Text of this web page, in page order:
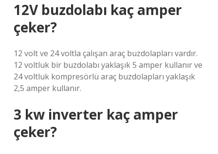
12V buzdolabı kaç amper
çeker?
12 volt ve 24 voltla çalışan araç buzdolapları vardır.
12 voltluk bir buzdolabı yaklaşık 5 amper kullanır ve
24 voltluk kompresörlü araç buzdolapları yaklaşık
2,5 amper kullanır.
3 kw inverter kaç amper
çeker?